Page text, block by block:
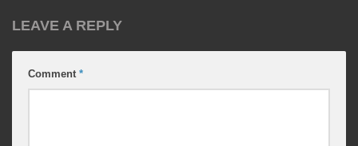
LEAVE A REPLY
Comment *